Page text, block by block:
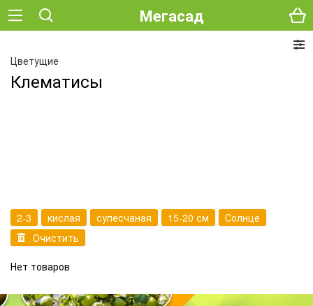
Мегасад
Цветущие
Клематисы
2-3 кислая супесчаная 15-20 см
Солнце
Очистить
Нет товаров